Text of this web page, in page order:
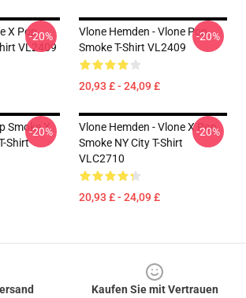
X Pop
VL2409
-20%
Vlone Hemden - Vlone Pop
Smoke T-Shirt VL2409
20,93 £ - 24,09 £
-20%
Smoke X
Shirt
-20%
Vlone Hemden - Vlone X Pop
Smoke NY City T-Shirt
VLC2710
20,93 £ - 24,09 £
-20%
Kaufen Sie mit Vertrauen